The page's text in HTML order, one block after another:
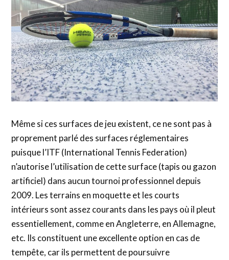
Même si ces surfaces de jeu existent, ce ne sont pas à
proprement parlé des surfaces réglementaires
puisque l’ITF (International Tennis Federation)
n’autorise l’utilisation de cette surface (tapis ou gazon
artificiel) dans aucun tournoi professionnel depuis
2009. Les terrains en moquette et les courts
intérieurs sont assez courants dans les pays où il pleut
essentiellement, comme en Angleterre, en Allemagne,
etc. Ils constituent une excellente option en cas de
tempête, car ils permettent de poursuivre